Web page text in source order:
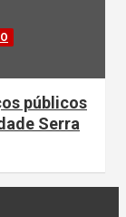
públicos
Serra